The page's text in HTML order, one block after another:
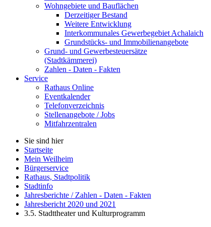
Wohngebiete und Bauflächen
Derzeitiger Bestand
Weitere Entwicklung
Interkommunales Gewerbegebiet Achalaich
Grundstücks- und Immobilienangebote
Grund- und Gewerbesteuersätze
(Stadtkämmerei)
Zahlen - Daten - Fakten
Service
Rathaus Online
Eventkalender
Telefonverzeichnis
Stellenangebote / Jobs
Mitfahrzentralen
Sie sind hier
Startseite
Mein Weilheim
Bürgerservice
Rathaus, Stadtpolitik
Stadtinfo
Jahresberichte / Zahlen - Daten - Fakten
Jahresbericht 2020 und 2021
3.5. Stadttheater und Kulturprogramm